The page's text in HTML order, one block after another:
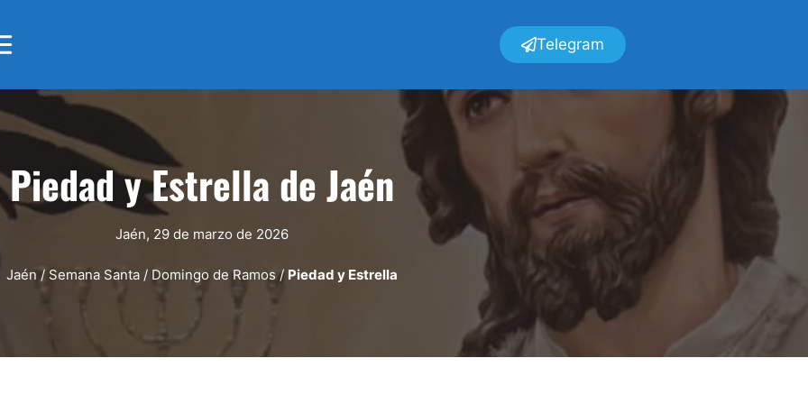
Telegram
Piedad y Estrella de Jaén
Jaén, 29 de marzo de 2026
Jaén/ Semana Santa / Domingo de Ramos/ Piedad y Estrella